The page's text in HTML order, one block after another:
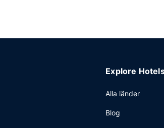
Explore
Alla länder
Blog